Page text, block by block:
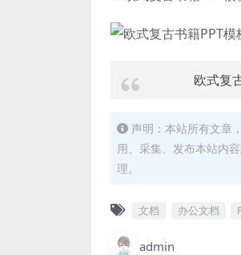
欧式复
声明：本站所有文章
用、采集、发布本站内
理。
文档 办公文档
admin